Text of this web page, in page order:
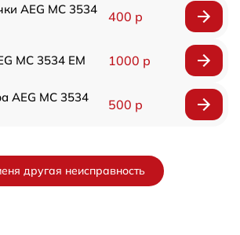
AEG MC 3534
400 р
MC 3534 EM 1000 р
AEG MC 3534
500 р
другая неисправность